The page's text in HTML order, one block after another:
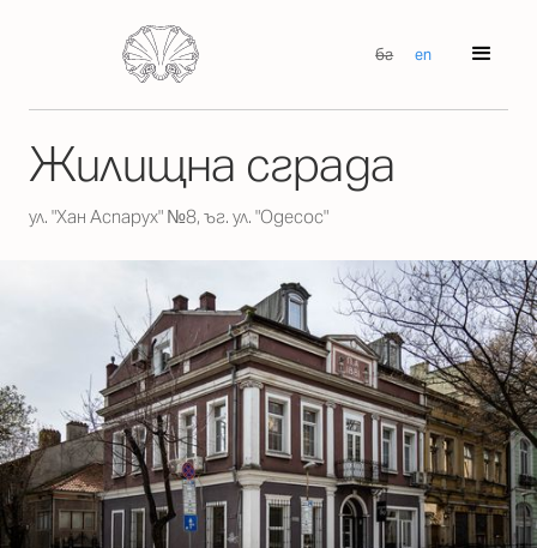
бг en
Жилищна сграда
ул. "Хан Аспарух" №8, ъг. ул. "Одесос"